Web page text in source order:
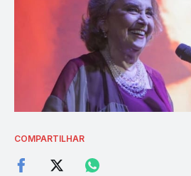
COMPARTILHAR